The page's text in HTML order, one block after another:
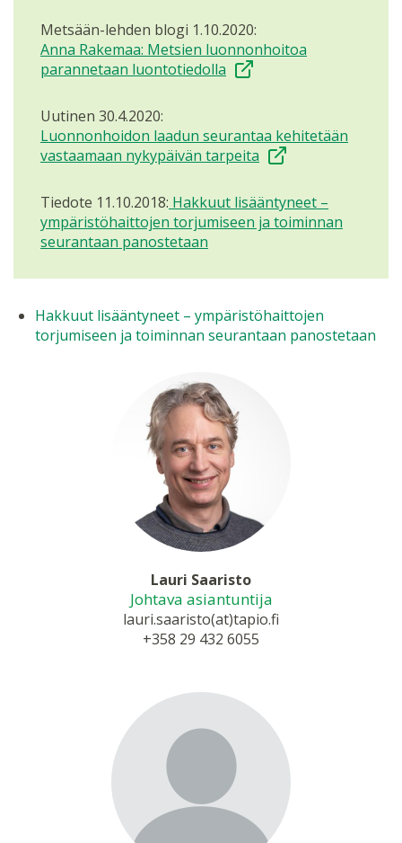
Metsään-lehden blogi 1.10.2020:
Anna Rakemaa: Metsien luonnonhoitoa
parannetaan luontotiedolla
Uutinen 30.4.2020:
Luonnonhoidon laadun seurantaa kehitetään
vastaamaan nykypäivän tarpeita
Tiedote 11.10.2018: Hakkuut lisääntyneet –
ympäristöhaittojen torjumiseen ja toiminnan
seurantaan panostetaan
Hakkuut lisääntyneet – ympäristöhaittojen
torjumiseen ja toiminnan seurantaan panostetaan
Lauri Saaristo
Johtava asiantuntija
lauri.saaristo(at)tapio.fi
+358 29 432 6055